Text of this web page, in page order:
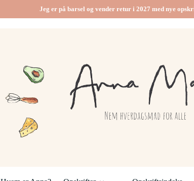
Jeg er på barsel og vender retur i 2027 med nye